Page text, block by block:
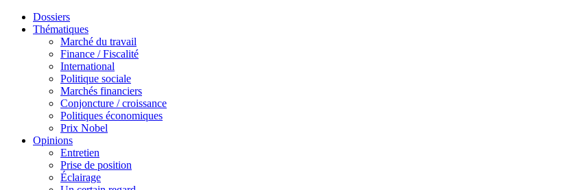
Dossiers
Thématiques
Marché du travail
Finance / Fiscalité
International
Politique sociale
Marchés financiers
Conjoncture / croissance
Politiques économiques
Prix Nobel
Opinions
Entretien
Prise de position
Éclairage